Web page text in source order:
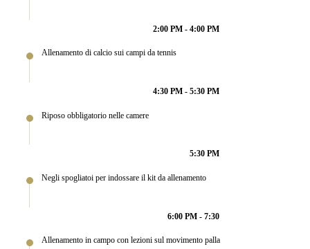
2:00 PM - 4:00 PM
Allenamento di calcio sui campi da tennis
4:30 PM - 5:30 PM
Riposo obbligatorio nelle camere
5:30 PM
Negli spogliatoi per indossare il kit da allenamento
6:00 PM - 7:30
Allenamento in campo con lezioni sul movimento palla